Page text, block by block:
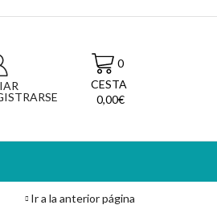
0
CESTA
0,00€
Ir a la anterior página